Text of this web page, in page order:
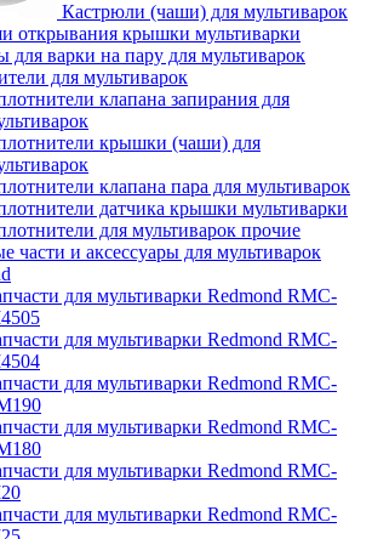
Кастрюли (чаши) для мультиварок
открывания крышки мультиварки
для варки на пару для мультиварок
для мультиварок
клапана запирания для
крышки (чаши) для
клапана пара для мультиварок
датчика крышки мультиварки
для мультиварок прочие
части и аксессуары для мультиварок
для мультиварки Redmond RMC-
для мультиварки Redmond RMC-
для мультиварки Redmond RMC-
для мультиварки Redmond RMC-
для мультиварки Redmond RMC-
для мультиварки Redmond RMC-